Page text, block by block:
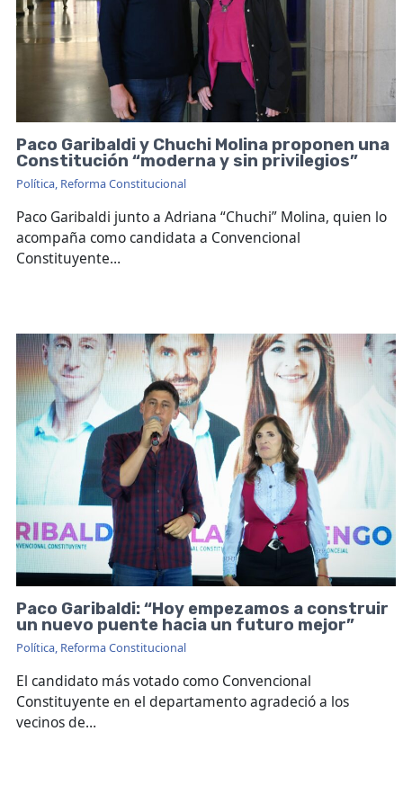
Paco Garibaldi y Chuchi Molina proponen una
Constitución “moderna y sin privilegios”
Política, Reforma Constitucional
Paco Garibaldi junto a Adriana “Chuchi” Molina, quien lo
acompaña como candidata a Convencional
Constituyente…
Paco Garibaldi: “Hoy empezamos a construir
un nuevo puente hacia un futuro mejor”
Política, Reforma Constitucional
El candidato más votado como Convencional
Constituyente en el departamento agradeció a los
vecinos de…